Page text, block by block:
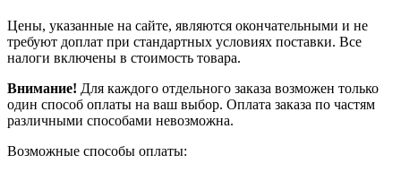
Цены, указанные на сайте, являются окончательными и не
требуют доплат при стандартных условиях поставки. Все
налоги включены в стоимость товара.
Внимание! Для каждого отдельного заказа возможен только
один способ оплаты на ваш выбор. Оплата заказа по частям
различными способами невозможна.
Возможные способы оплаты: